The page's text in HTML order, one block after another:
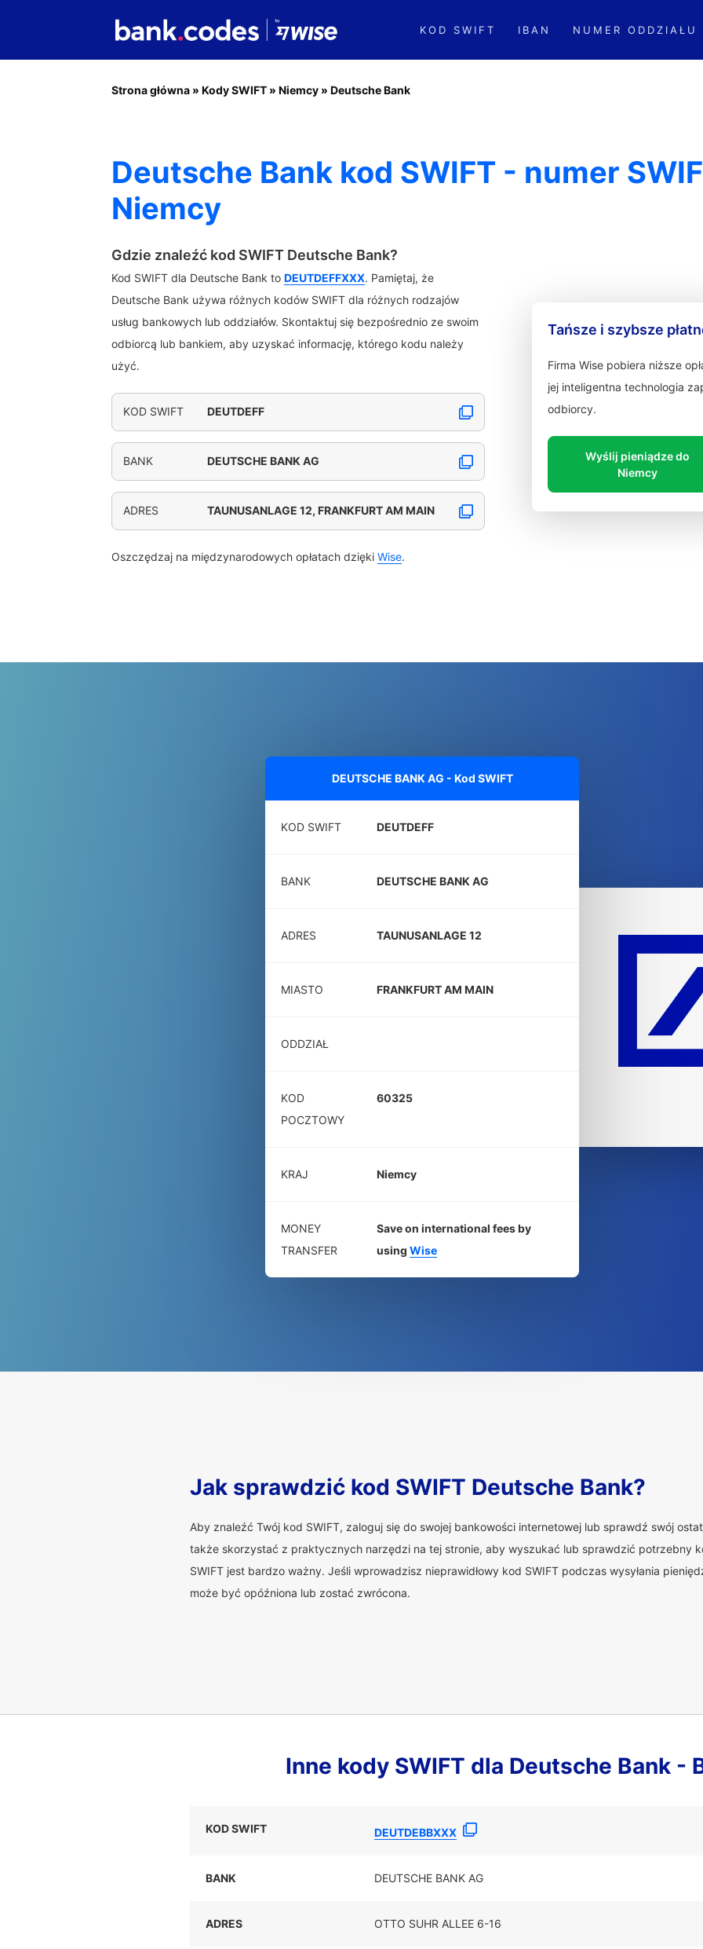
KOD SWIFT IBAN NUMER ODDZIAŁU
Strona główna » Kody SWIFT » Niemcy » Deutsche Bank
Deutsche Bank kod SWIFT - numer
Niemcy
Gdzie znaleźć kod SWIFT Deutsche Bank?
Kod SWIFT dla Deutsche Bank to DEUTDEFFXXX. Pamiętaj, że
Deutsche Bank używa różnych kodów SWIFT dla różnych rodzajów
usług bankowych lub oddziałów. Skontaktuj się bezpośrednio ze swoim
odbiorcą lub bankiem, aby uzyskać informację, którego kodu należy
użyć.
KOD SWIFT DEUTDEFF
BANK DEUTSCHE BANK AG
ADRES TAUNUSANLAGE 12, FRANKFURT AM MAIN
Oszczędzaj na międzynarodowych opłatach dzięki Wise.
Tańsze i szybsze
Firma Wise pobiera niższe
jej inteligentna technologia
odbiorcy.
Wyślij pieniądze do
Niemcy
DEUTSCHE BANK AG - Kod SWIFT
KOD SWIFT DEUTDEFF
BANK DEUTSCHE BANK AG
ADRES TAUNUSANLAGE 12
MIASTO FRANKFURT AM MAIN
ODDZIAŁ
KOD
POCZTOWY
60325
KRAJ Niemcy
MONEY
TRANSFER
Save on international fees by
using Wise
Jak sprawdzić kod SWIFT Deutsche Bank?
Aby znaleźć Twój kod SWIFT, zaloguj się do swojej bankowości internetowej lub sprawdź swój
także skorzystać z praktycznych narzędzi na tej stronie, aby wyszukać lub sprawdzić potrzebny
SWIFT jest bardzo ważny. Jeśli wprowadzisz nieprawidłowy kod SWIFT podczas wysyłania
może być opóźniona lub zostać zwrócona.
Inne kody SWIFT dla Deutsche Bank -
KOD SWIFT DEUTDEBBXXX
BANK DEUTSCHE BANK AG
ADRES OTTO SUHR ALLEE 6-16